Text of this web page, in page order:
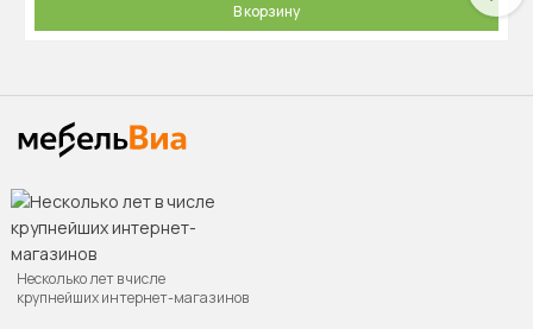
В корзину
Несколько лет в числе
крупнейших интернет-магазинов